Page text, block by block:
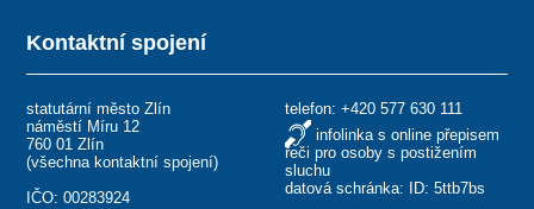
Kontaktní spojení
statutární město Zlín
náměstí Míru 12
760 01 Zlín
(všechna kontaktní spojení)
IČO: 00283924
telefon: +420 577 630 111
infolinka s online přepisem
řeči pro osoby s postižením
sluchu
datová schránka: ID: 5ttb7bs